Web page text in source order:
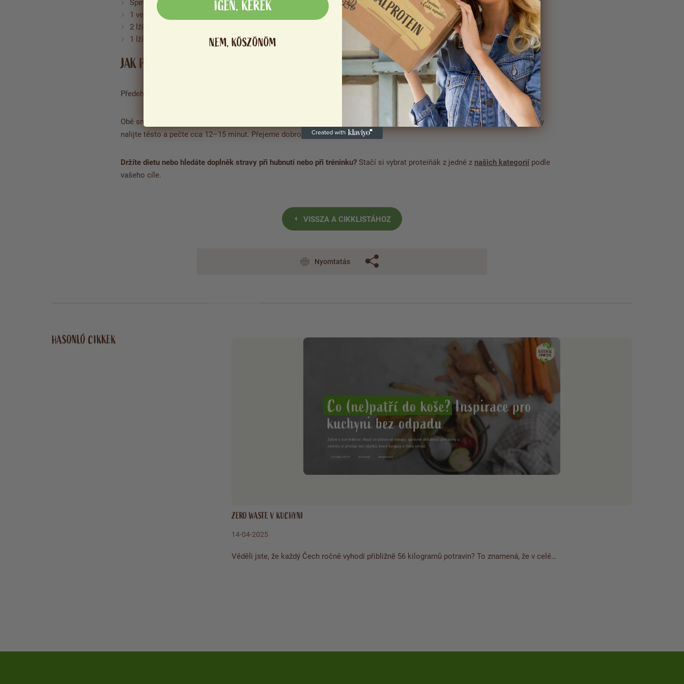
Špetka soli 60 ml kravského mléka
1 vejce
2 lžíce jablečného pyré (přesnídávky)
1 lžíce tekutého sladidla
JAK POSTUPOVAT PŘI PŘÍPRAVĚ?
Předehřejte si troubu na 180 °C. V jedné míse smíchejte sypké suroviny, ve druhé mokré.
Obě směsi promíchejte společně a vytvořte hladké těsto. Formu na donuty si vymažte tukem a vysypte moukou. Do formičky
nalijte těsto a pečte cca 12–15 minut. Přejeme dobrou chuť. ?‍?
Držíte dietu nebo hledáte doplněk stravy při hubnutí nebo při tréninku? Stačí si vybrat proteiňák z jedné z našich kategorií podle
vašeho cíle.
VISSZA A CIKKLISTÁHOZ
Nyomtatás
ZERO WASTE V KUCHYNI
14-04-2025
Věděli jste, že každý Čech ročně vyhodí přibližně 56 kilogramů potravin? To znamená, že v celé…
HASONLÓ CIKKEK
IGEN, KÉREK
NEM, KÖSZÖNÖM